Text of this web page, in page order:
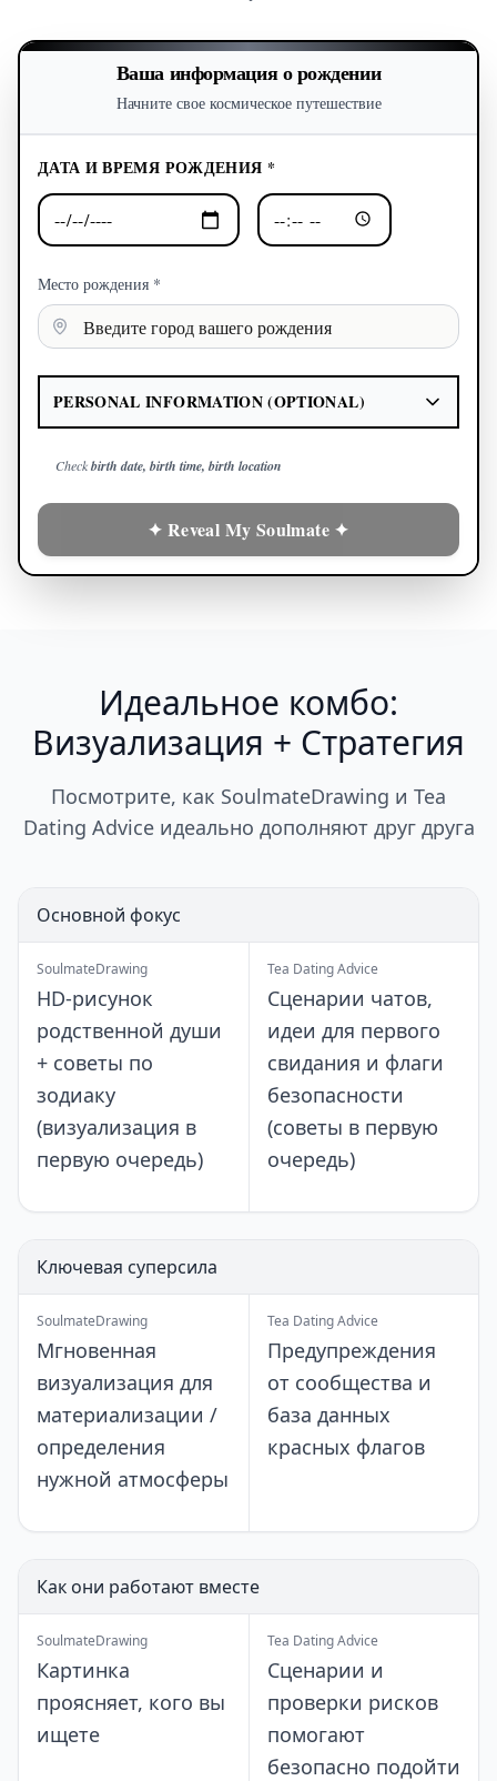
Ваша информация о рождении
Начните свое космическое путешествие
ДАТА И ВРЕМЯ РОЖДЕНИЯ *
Место рождения *
PERSONAL INFORMATION (OPTIONAL)
Checkbirth date, birth time, birth location
✦ Reveal My Soulmate ✦
Идеальное комбо:
Визуализация + Стратегия
Посмотрите, как SoulmateDrawing и Tea
Dating Advice идеально дополняют друг друга
Основной фокус
SoulmateDrawing
HD-рисунок
родственной души
+ советы по
зодиаку
(визуализация в
первую очередь)
Tea Dating Advice
Сценарии чатов,
идеи для первого
свидания и флаги
безопасности
(советы в первую
очередь)
Ключевая суперсила
SoulmateDrawing
Мгновенная
визуализация для
материализации /
определения
нужной атмосферы
Tea Dating Advice
Предупреждения
от сообщества и
база данных
красных флагов
Как они работают вместе
SoulmateDrawing
Картинка
проясняет, кого вы
ищете
Tea Dating Advice
Сценарии и
проверки рисков
помогают
безопасно подойти